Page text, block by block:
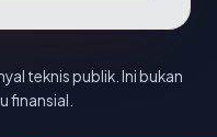
teknis publik. Ini bukan
finansial.